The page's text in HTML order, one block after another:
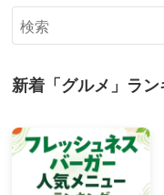
新着「グルメ」ラ